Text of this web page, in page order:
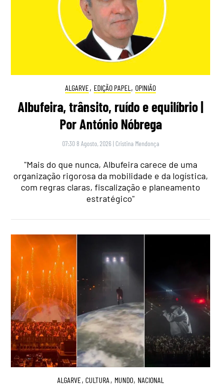
ALGARVE, EDIÇÃO PAPEL , OPINIÃO
Albufeira, trânsito, ruído e equilíbrio |
Por António Nóbrega
07:30 8 Agosto, 2026 | Cristina Mendonça
"Mais do que nunca, Albufeira carece de uma
organização rigorosa da mobilidade e da logística,
com regras claras, fiscalização e planeamento
estratégico"
ALGARVE, CULTURA , MUNDO, NACIONAL